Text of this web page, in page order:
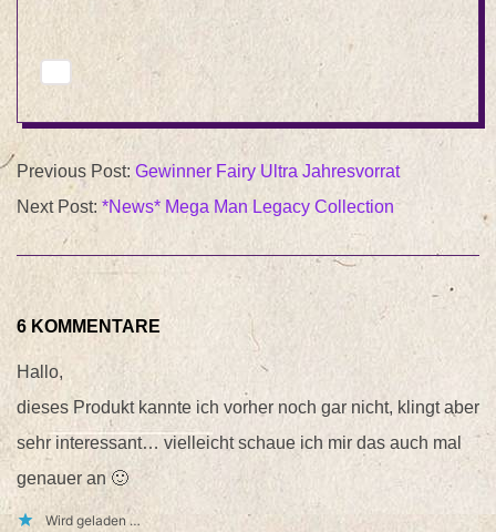
08-
26
Previous Post: Gewinner Fairy Ultra Jahresvorrat
Next Post: *News* Mega Man Legacy Collection
6 KOMMENTARE
Hallo,
dieses Produkt kannte ich vorher noch gar nicht, klingt aber
sehr interessant… vielleicht schaue ich mir das auch mal
genauer an 🙂
Wird geladen …